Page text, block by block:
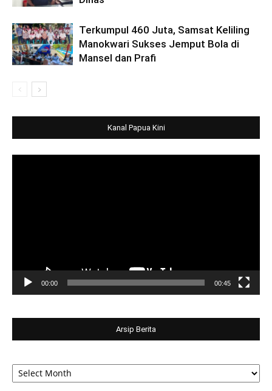
Terkumpul 460 Juta, Samsat Keliling
Manokwari Sukses Jemput Bola di
Mansel dan Prafi
Kanal Papua Kini
00:00 00:45
Arsip Berita
Arsip
Berita